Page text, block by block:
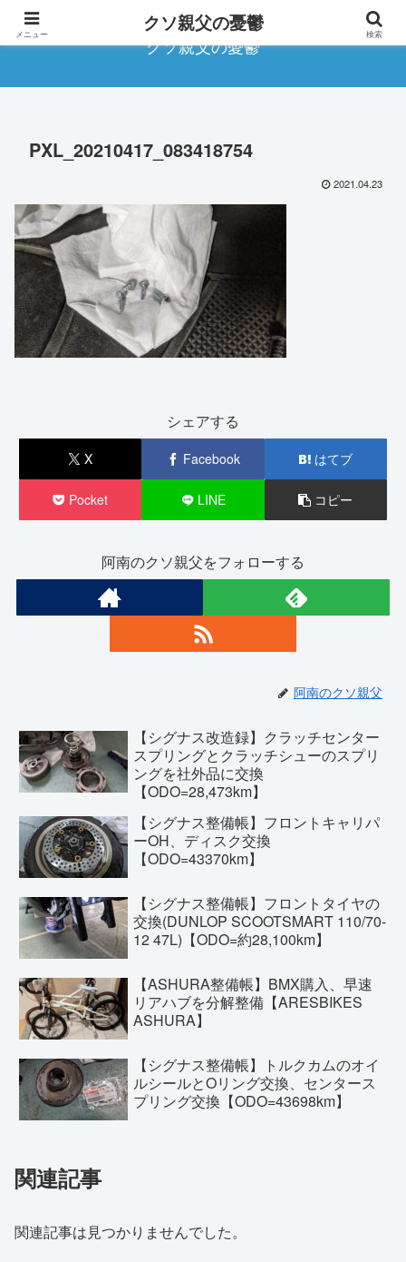
クソ親父の憂鬱
PXL_20210417_083418754
2021.04.23
シェアする
X Facebook はてブ
Pocket LINE コピー
阿南のクソ親父をフォローする
阿南のクソ親父
【シグナス改造録】クラッチセンター
スプリングとクラッチシューのスプリ
ングを社外品に交換
【ODO=28,473km】
【シグナス整備帳】フロントキャリパ
ーOH、ディスク交換
【ODO=43370km】
【シグナス整備帳】フロントタイヤの
交換(DUNLOP SCOOTSMART 110/70-
12 47L)【ODO=約28,100km】
【ASHURA整備帳】BMX購入、早速
リアハブを分解整備【ARESBIKES
ASHURA】
【シグナス整備帳】トルクカムのオイ
ルシールとOリング交換、センタース
プリング交換【ODO=43698km】
関連記事
関連記事は見つかりませんでした。
メニュー クソ親父の憂鬱 検索